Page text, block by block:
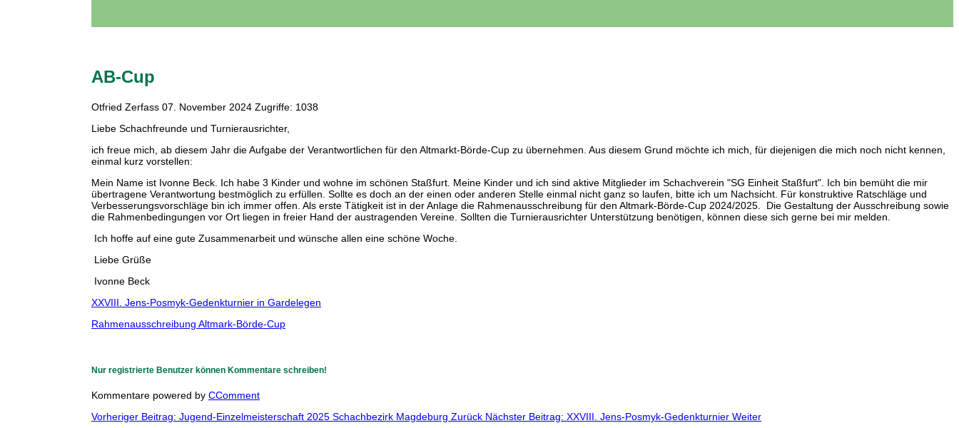
AB-Cup
Otfried Zerfass 07. November 2024 Zugriffe: 1038
Liebe Schachfreunde und Turnierausrichter,
ich freue mich, ab diesem Jahr die Aufgabe der Verantwortlichen für den Altmarkt-Börde-Cup zu übernehmen. Aus diesem Grund möchte ich mich, für diejenigen die mich noch nicht kennen,
einmal kurz vorstellen:
Mein Name ist Ivonne Beck. Ich habe 3 Kinder und wohne im schönen Staßfurt. Meine Kinder und ich sind aktive Mitglieder im Schachverein "SG Einheit Staßfurt". Ich bin bemüht die mir
übertragene Verantwortung bestmöglich zu erfüllen. Sollte es doch an der einen oder anderen Stelle einmal nicht ganz so laufen, bitte ich um Nachsicht. Für konstruktive Ratschläge und
Verbesserungsvorschläge bin ich immer offen. Als erste Tätigkeit ist in der Anlage die Rahmenausschreibung für den Altmark-Börde-Cup 2024/2025. Die Gestaltung der Ausschreibung sowie
die Rahmenbedingungen vor Ort liegen in freier Hand der austragenden Vereine. Sollten die Turnierausrichter Unterstützung benötigen, können diese sich gerne bei mir melden.
Ich hoffe auf eine gute Zusammenarbeit und wünsche allen eine schöne Woche.
Liebe Grüße
Ivonne Beck
XXVIII. Jens-Posmyk-Gedenkturnier in Gardelegen
Rahmenausschreibung Altmark-Börde-Cup
Nur registrierte Benutzer können Kommentare schreiben!
Kommentare powered by CComment
Vorheriger Beitrag: Jugend-Einzelmeisterschaft 2025 Schachbezirk Magdeburg Zurück Nächster Beitrag: XXVIII. Jens-Posmyk-Gedenkturnier Weiter